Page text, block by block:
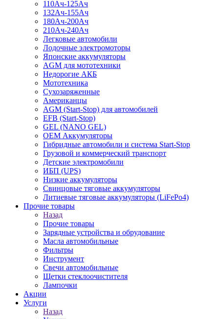
110Ач-125Ач
132Ач-155Ач
180Ач-200Ач
210Ач-240Ач
Легковые автомобили
Лодочные электромоторы
Японские аккумуляторы
AGM для мототехники
Недорогие АКБ
Мототехника
Сухозаряженные
Американцы
AGM (Start-Stop) для автомобилей
EFB (Start-Stop)
GEL (NANO GEL)
OEM Аккумуляторы
Гибридные автомобили и система Start-Stop
Грузовой и коммерческий транспорт
Детские электромобили
ИБП (UPS)
Низкие аккумуляторы
Свинцовые тяговые аккумуляторы
Литиевые тяговые аккумуляторы (LiFePo4)
Прочие товары
Назад
Прочие товары
Зарядные устройства и обрудование
Масла автомобильные
Фильтры
Инструмент
Свечи автомобильные
Щетки стеклоочистителя
Лампочки
Акции
Услуги
Назад